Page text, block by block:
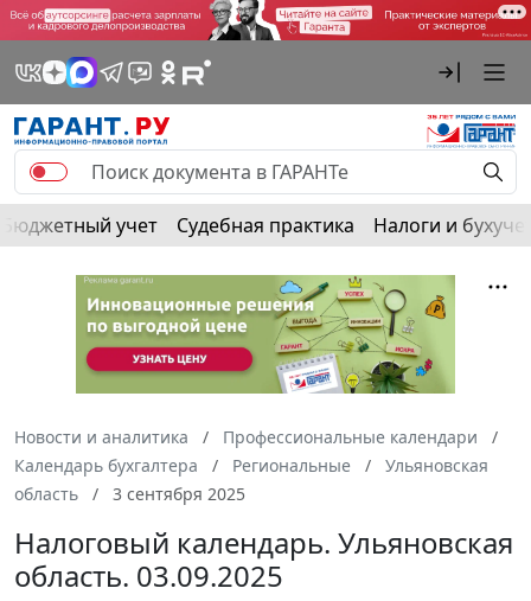
Бюджетный учет Судебная практика Налоги и
Новости и аналитика
Профессиональные календари
Календарь бухгалтера
Региональные
Ульяновская
область
3 сентября 2025
Налоговый календарь. Ульяновская
область. 03.09.2025